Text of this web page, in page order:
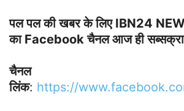
पल पल की खबर के लिए IBN24
का Facebook चैनल आज ही
चैनल
लिंक: https://